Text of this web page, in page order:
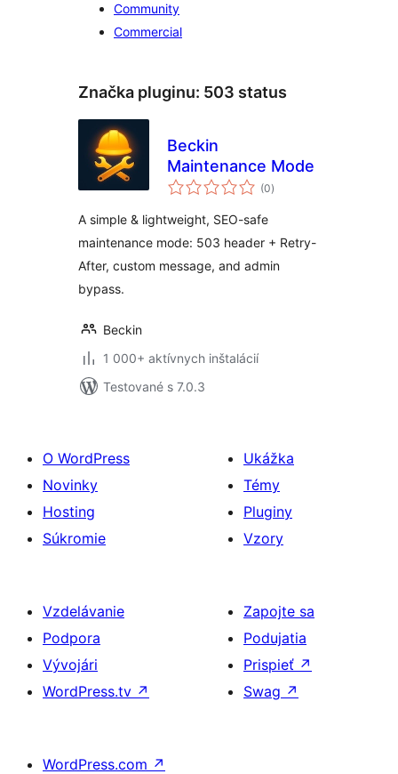
Community
Commercial
Značka pluginu: 503 status
Beckin
Maintenance Mode
(0celkové
hodnotenie
)
A simple & lightweight, SEO-safe
maintenance mode: 503 header + Retry-
After, custom message, and admin
bypass.
Beckin
1 000+ aktívnych inštalácií
Testované s 7.0.3
O WordPress
Novinky
Hosting
Súkromie
Ukážka
Témy
Pluginy
Vzory
Vzdelávanie
Podpora
Vývojári
WordPress.tv ↗
Zapojte sa
Podujatia
Prispieť ↗
Swag ↗
WordPress.com ↗